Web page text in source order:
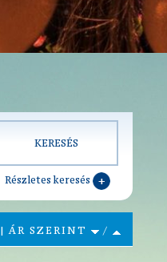
Részletes keresés
| ÁR SZERINT /